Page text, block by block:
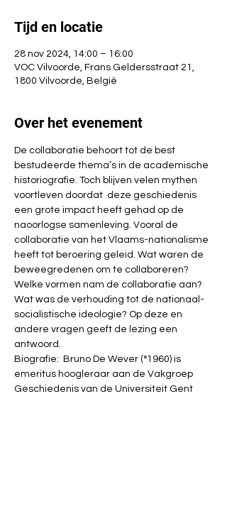
Tijd en locatie
28 nov 2024, 14:00 – 16:00
VOC Vilvoorde, Frans Geldersstraat 21,
1800 Vilvoorde, België
Over het evenement
De collaboratie behoort tot de best
bestudeerde thema’s in de academische
historiografie. Toch blijven velen mythen
voortleven doordat  deze geschiedenis
een grote impact heeft gehad op de
naoorlogse samenleving. Vooral de
collaboratie van het Vlaams-nationalisme
heeft tot beroering geleid. Wat waren de
beweegredenen om te collaboreren?
Welke vormen nam de collaboratie aan?
Wat was de verhouding tot de nationaal-
socialistische ideologie? Op deze en
andere vragen geeft de lezing een
antwoord.
Biografie:  Bruno De Wever (°1960) is
emeritus hoogleraar aan de Vakgroep
Geschiedenis van de Universiteit Gent